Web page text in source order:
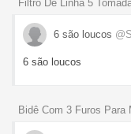
Filtro De Linha 5
6 são loucos
6 são loucos
Bidê Com 3 Furos Para